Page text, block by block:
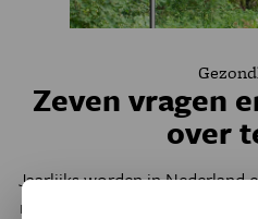
Zeven vragen
over
Jaarlijks worden in Nederland
miljoen mensen gebeten door